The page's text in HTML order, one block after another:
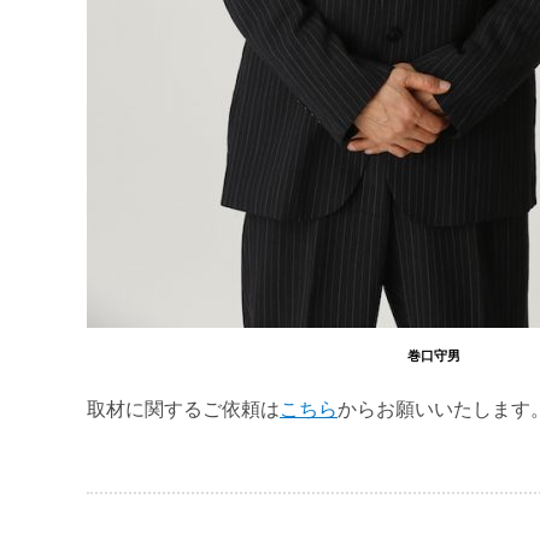
巻口守男
取材に関するご依頼はこちらからお願いいたします